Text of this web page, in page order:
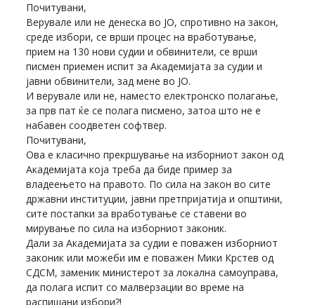
Почитувани,
Верувале или не денеска во ЈО, спротивно на закон,
среде избори, се врши процес на вработување,
прием на 130 нови судии и обвинители, се врши
писмен приемен испит за Академијата за судии и
јавни обвинители, зад мене во ЈО.
И верувале или не, наместо електронско полагање,
за прв пат ќе се полага писмено, затоа што не е
набавен соодветен софтвер.
Почитувани,
Ова е класично прекршување на изборниот закон од
Академијата која треба да биде пример за
владеењето на правото. По сила на закон во сите
државни институции, јавни претпријатија и општини,
сите постапки за вработување се ставени во
мирување по сила на изборниот законик.
Дали за Академијата за судии е поважен изборниот
законик или можеби им е поважен Мики Крстев од
СДСМ, заменик министерот за локална самоуправа,
да полага испит со малверзации во време на
распишани избори?!